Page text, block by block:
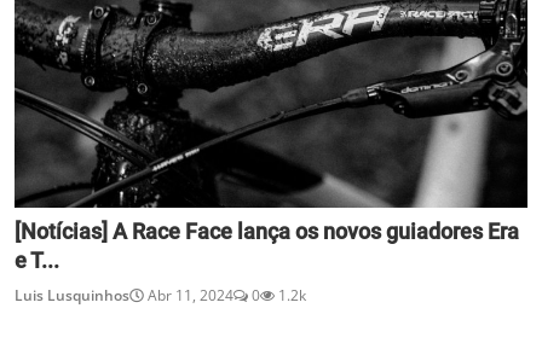
[Notícias] A Race Face lança os novos guiadores Era
e T...
Luis Lusquinhos Abr 11, 2024 0 1.2k